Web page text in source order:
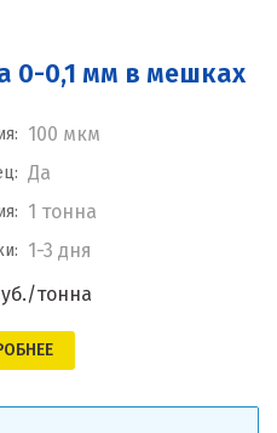
0-0,1 мм в мешках
100 мкм
Да
1 тонна
1-3 дня
тонна